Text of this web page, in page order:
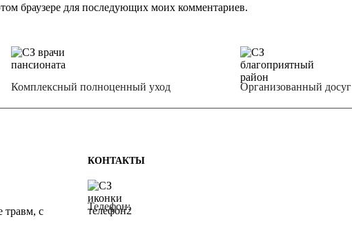
браузере для последующих моих комментариев.
Комплексный полноценный уход Организованный досуг
травм, с
КОНТАКТЫ
Телефон: